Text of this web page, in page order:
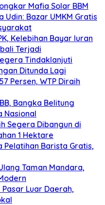
Mafia Solar BBM
Udin: Bazar UMKM Gratis
Kelebihan Bayar Iuran
Terjadi
Tindaklanjuti
Ditunda Lagi
Persen, WTP Diraih
Bangka Belitung
Nasional
Segera Dibangun di
1 Hektare
Pelatihan Barista Gratis,
Taman Mandara,
Pasar Luar Daerah,